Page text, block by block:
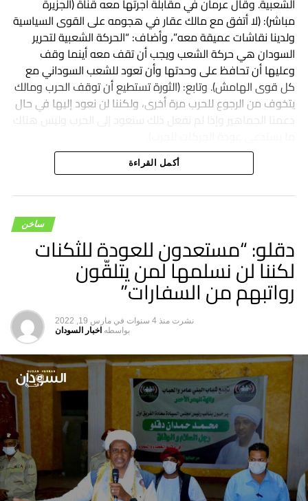
الشعبية. وقال عرمان في مقابلة أجرتها معه قناة (الجزيرة
مباشر): (لا أتفق مع مالك عقار في هجومه على القوى السياسية
ولدينا نقاشات عميقة معه”، وأضاف: “الحركة الشعبية لتحرير
السودان هي حركة الشعب ويجب أن تقف معه أينما وقف
وعليها أن تحافظ على وحدتها وأن تعود للشعب السوداني مع
كل قوى الهامش). وتابع: (الثورة تستطيع أن توقف الحرب ومالك
يتخوف من الرجوع للحرب مرة أخرى، ولكننا لن نعود إليها في حال
دعمنا الجماهير وإذا لم نفعل ذلك سنعود إلى الحرب وليس هناك
أكمل القراءة
ساخن
دقلو: “مستعدون للعودة للثكنات
لكننا لن نسلمها لمن يتلقّون
رواتبهم من السفارات”
نشرت منذ 4 سنوات في مارس 19, 2022
بواسطه اخبار السودان